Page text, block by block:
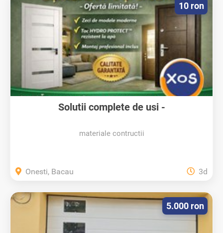
Solutii complete de usi -
materiale contructii
10 ron
Onesti, Bacau 3d
5.000 ron